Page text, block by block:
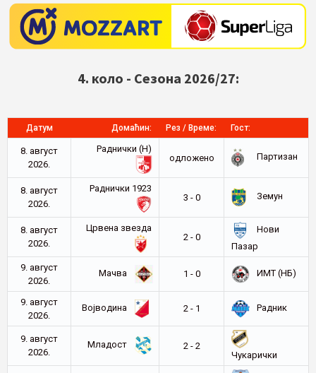
4. коло - Сезона 2026/27:
Датум Домаћин: Рез / Време: Гост:
8. август
2026.
Раднички (Н)
oдложено
Партизан
8. август
2026.
Раднички 1923
3 - 0
Земун
8. август
2026.
Црвена звезда
2 - 0
Нови
Пазар
9. август
2026.
Мачва 1 - 0 ИМТ (НБ)
9. август
2026.
Војводина 2 - 1 Радник
9. август
2026.
Младост
2 - 2
Чукарички